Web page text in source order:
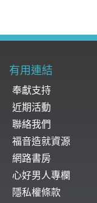
有用連結
奉獻支持
近期活動
聯絡我們
福音造就資源
網路書房
心好男人專欄
隱私權條款